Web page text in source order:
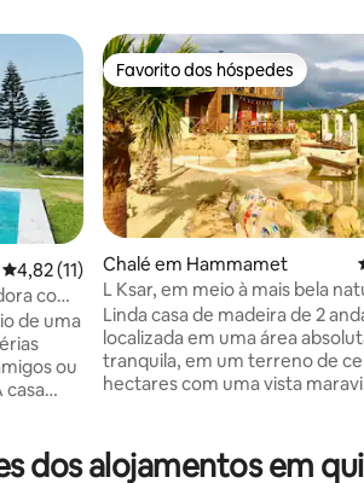
Classificação média de 4,82 em 5 estrelas,
4,82 (11)
com
de uma
ou
casa
Favorito dos hóspedes
Favorito dos hóspedes
Chalé em Hammamet
L Ksar, em meio à mais bela
Linda casa de madeira de 2
localizada em uma área
tranquila, em um terreno de
hectares com uma vista
Ideal para quem procura paz e
A casa está localizada em um
dos alojamentos em